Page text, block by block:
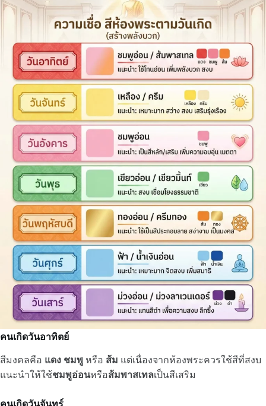
คนเกิดวันอาทิตย์
สีมงคลคือ แดง ชมพู หรือ ส้ม แต่เนื่องจากห้องพระควรใช้สีที่สงบ
แนะนำให้ใช้ชมพูอ่อนหรือส้มพาสเทลเป็นสีเสริม